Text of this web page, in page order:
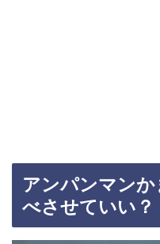
アンパンマン
べさせていい？